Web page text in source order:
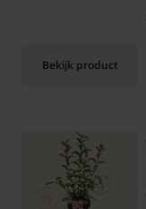
Bekijk product